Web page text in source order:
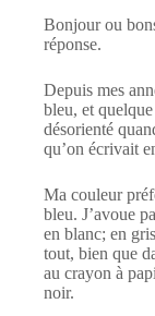
Bonjour ou
réponse.
Depuis mes
bleu, et
désorienté
qu’on écrivait
Ma couleur
bleu. J’avoue
en blanc; en
tout, bien que
au crayon à
noir.